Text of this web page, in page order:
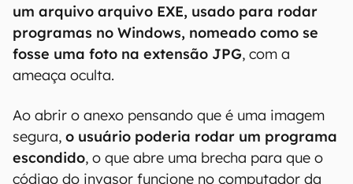
Neste caso, o app deveria reconhecer se o anexo
é uma foto, vídeo ou documento para mostrar o
ícone correto para o usuário. Assim, na hora da
identifica as extensões, como JPG, PDF e
EXE para executá-lo.
Com o bug, um agente malicioso poderiaenviar